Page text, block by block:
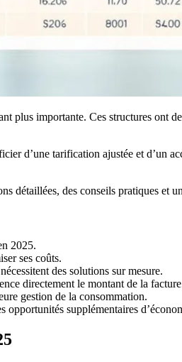
plus importante. Ces structures ont
d’une tarification ajustée et d’un
détaillées, des conseils pratiques et
2025.
ses coûts.
des solutions sur mesure.
directement le montant de la
gestion de la consommation.
supplémentaires